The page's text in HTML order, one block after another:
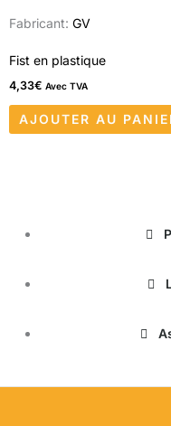
Fabricant: GV
Fist en plastique
4,33€ Avec TVA
AJOUTER AU